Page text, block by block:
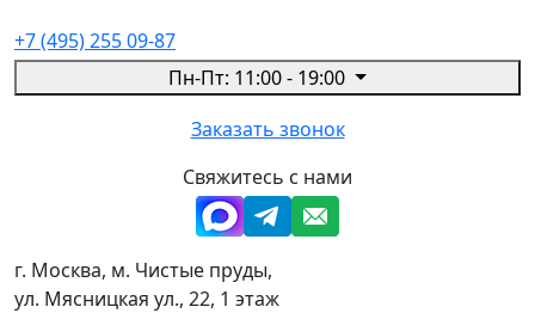
+7 (495) 255 09-87
Пн-Пт: 11:00 - 19:00
Заказать звонок
Свяжитесь с нами
г. Москва, м. Чистые пруды,
ул. Мясницкая ул., 22, 1 этаж